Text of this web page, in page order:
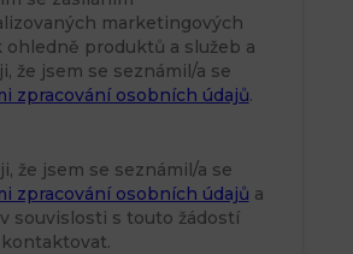
marketingových
ohledně produktů a služeb a
že jsem se seznámil/a se
zpracování osobních údajů.
že jsem se seznámil/a se
zpracování osobních údajů a
souvislosti s touto žádostí